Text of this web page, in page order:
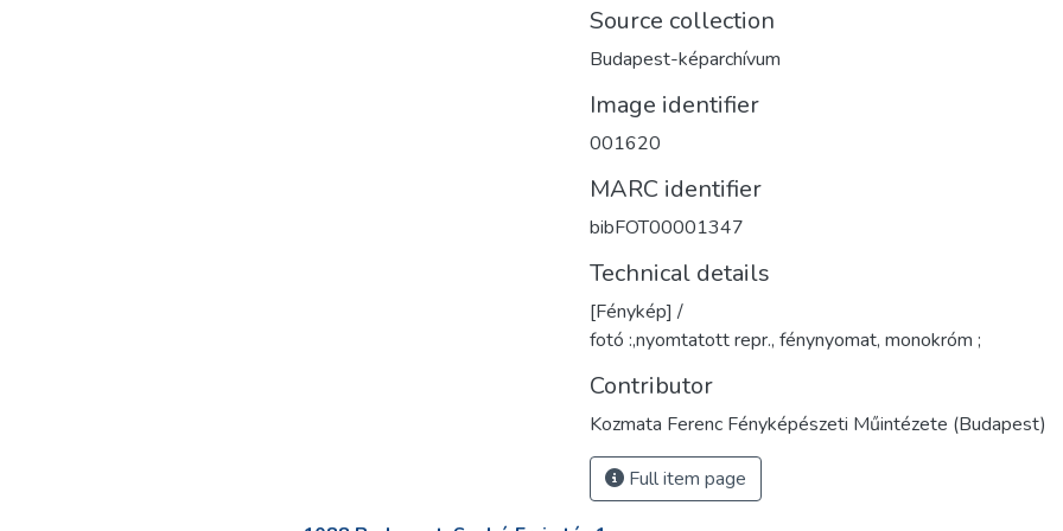
Source collection
Budapest-képarchívum
Image identifier
001620
MARC identifier
bibFOT00001347
Technical details
[Fénykép] /
fotó :,nyomtatott repr., fénynyomat, monokróm ;
Contributor
Kozmata Ferenc Fényképészeti Műintézete (Budapest)
Full item page